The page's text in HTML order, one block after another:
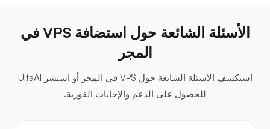
الأسئلة الشائعة حول استضافة VPS في
المجر
استكشف الأسئلة الشائعة حول VPS في المجر أو استشر UltaAI
للحصول على الدعم والإجابات الفورية.